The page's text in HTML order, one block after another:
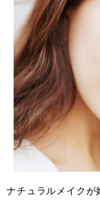
ナチュラルメイクが